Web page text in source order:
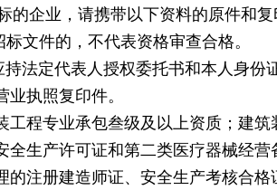
的企业，请携带以下资料的原件和
文件的，不代表资格审查合格。
法定代表人授权委托书和本人身
执照复印件。
工程专业承包叁级及以上资质；建
全生产许可证和第二类医疗器械经
的注册建造师证、安全生产考核合